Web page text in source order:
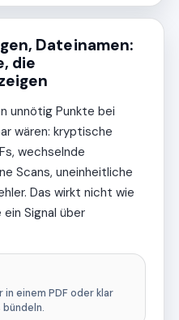
Dateinamen:
die
unnötig Punkte bei
wären: kryptische
wechselnde
Scans, uneinheitliche
Das wirkt nicht wie
ein Signal über
einem PDF oder klar